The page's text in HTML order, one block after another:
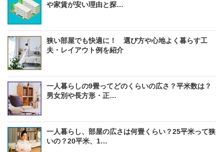
や家賃が安い理由と探…
狭い部屋でも快適に！ 選び方や心地よく暮らす工
夫・レイアウト例を紹介
一人暮らしの9畳ってどのくらいの広さ？平米数は？
男女別や長方形・正…
一人暮らし、部屋の広さは何畳くらい？25平米って狭
いの？20平米、1…